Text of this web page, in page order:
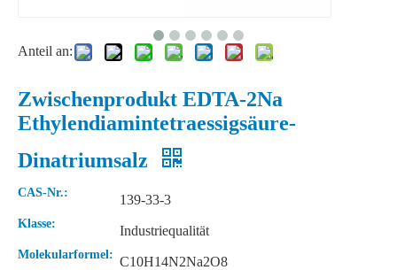
Anteil an:
Zwischenprodukt EDTA-2Na
Ethylendiamintetraessigsäure-
Dinatriumsalz
CAS-Nr.: 139-33-3
Klasse: Industriequalität
Molekularformel: C10H14N2Na2O8